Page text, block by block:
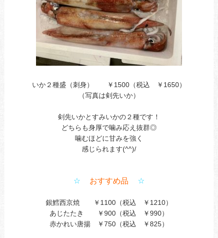
いか２種盛（刺身） ￥1500（税込 ￥1650）
（写真は剣先いか）
剣先いかとすみいかの２種です！
どちらも身厚で噛み応え抜群◎
噛むほどに甘みを強く
感じられます(^^)/
☆ おすすめ品 ☆
銀鱈西京焼 ￥1100（税込 ￥1210）
あじたたき ￥900（税込 ￥990）
赤かれい唐揚 ￥750（税込 ￥825）